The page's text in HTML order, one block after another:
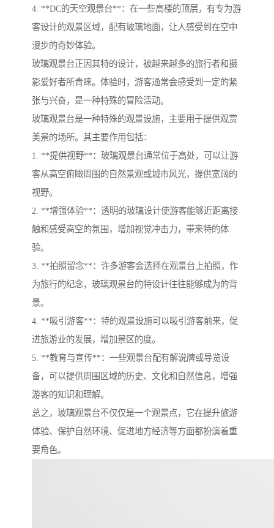
4. **DC的天空观景台**：在一些高楼的顶层，有专为游
客设计的观景区域，配有玻璃地面，让人感受到在空中
漫步的奇妙体验。
玻璃观景台正因其特的设计，被越来越多的旅行者和摄
影爱好者所青睐。体验时，游客通常会感受到一定的紧
张与兴奋，是一种特殊的冒险活动。
玻璃观景台是一种特殊的观景设施，主要用于提供观赏
美景的场所。其主要作用包括：
1. **提供视野**：玻璃观景台通常位于高处，可以让游
客从高空俯瞰周围的自然景观或城市风光，提供宽阔的
视野。
2. **增强体验**：透明的玻璃设计使游客能够近距离接
触和感受高空的氛围，增加视觉冲击力，带来特的体
验。
3. **拍照留念**：许多游客会选择在观景台上拍照，作
为旅行的纪念，玻璃观景台的特设计往往能够成为的背
景。
4. **吸引游客**：特的观景设施可以吸引游客前来，促
进旅游业的发展，增加景区的度。
5. **教育与宣传**：一些观景台配有解说牌或导览设
备，可以提供周围区域的历史、文化和自然信息，增强
游客的知识和理解。
总之，玻璃观景台不仅仅是一个观景点，它在提升旅游
体验、保护自然环境、促进地方经济等方面都扮演着重
要角色。